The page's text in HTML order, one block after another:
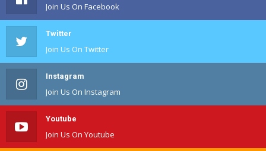
Join Us On Facebook
Twitter
Join Us On Twitter
Instagram
Join Us On Instagram
Youtube
Join Us On Youtube